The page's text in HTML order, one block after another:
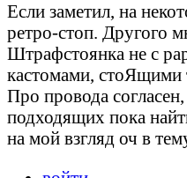
Если заметил, на
ретро-стоп. Другого
Штрафстоянка не с
кастомами, стоЯщими
Про провода
подходящих пока
на мой взгляд оч в